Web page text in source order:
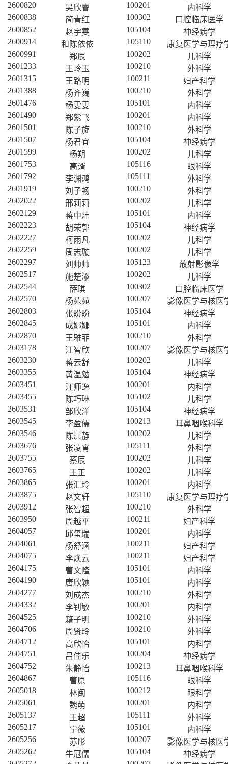
2600820
吴欣睿 100201
内科学
2600838
简青红 100302
口腔临床医学
2600852
赵宇雯 105104
神经病学
2600914
和陈依依 105110
康复医学与理疗
2600991
郑辰 100202
儿科学
2601233
王岭玉 100210
外科学
2601315
王路明 100211
妇产科学
2601388
杨齐巍 100210
外科学
2601476
杨雯雯 105101
内科学
2601490
郑紫飞 100201
内科学
2601501
陈子旋 100210
外科学
2601507
杨君宜 105104
神经病学
2601599
杨朔 100202
儿科学
2601753
高谞 105116
眼科学
2601792
李渊鸿 105111
外科学
2601919
刘子畅 100210
外科学
2602022
邢莉莉 100202
儿科学
2602129
蒋中炜 105101
内科学
2602223
胡荣郭 105104
神经病学
2602227
柯雨凡 100202
儿科学
2602259
周志璇 100202
儿科学
2602297
刘帅帅 105123
放射影像学
2602517
施楚添 100202
儿科学
2602544
薛琪 100302
口腔临床医学
2602570
杨苑苑 100207
影像医学与核医
2602803
张盼盼 105104
神经病学
2602845
成娜娜 105101
内科学
2602870
王雅菲 100210
外科学
2603178
江智欣 100207
影像医学与核医
2603230
蒋云舒 100202
儿科学
2603355
黄温勉 105104
神经病学
2603451
汪师逸 100201
内科学
2603455
陈巧琳 105102
儿科学
2603531
邹欣洋 105104
神经病学
2603545
李盈儒 100213
耳鼻咽喉科学
2603546
陈潇静 100202
儿科学
2603676
张凌宵 105111
外科学
2603755
蔡辰 100202
儿科学
2603765
王正 100202
儿科学
2603865
张汇玲 100201
内科学
2603875
赵文轩 105110
康复医学与理疗
2603912
张智超 100210
外科学
2603950
周越平 100211
妇产科学
2604057
邱玺瑞 100201
内科学
2604061
杨舒涵 100211
妇产科学
2604075
李焕云 100211
妇产科学
2604175
曹文隆 105101
内科学
2604190
唐欣颖 105101
内科学
2604277
刘成杰 100210
外科学
2604332
李钊敏 100201
内科学
2604525
籍子明 100210
外科学
2604706
周贤玲 100210
外科学
2604712
高欣怡 105101
内科学
2604751
吕佳乐 100204
神经病学
2604752
朱静怡 100213
耳鼻咽喉科学
2604867
曹原 105116
眼科学
2605018
林闽 100212
眼科学
2605061
魏萌 100201
内科学
2605137
王超 105111
外科学
2605217
宁薇 105101
内科学
2605256
苏彤 100207
影像医学与核医
2605262
牛冠儒 105104
神经病学